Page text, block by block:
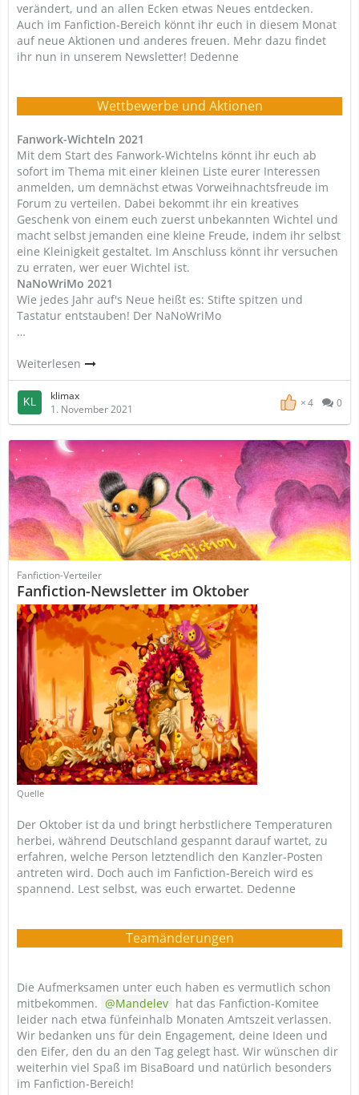
verändert, und an allen Ecken etwas Neues entdecken.
Auch im Fanfiction-Bereich könnt ihr euch in diesem Monat
auf neue Aktionen und anderes freuen. Mehr dazu findet
ihr nun in unserem Newsletter! Dedenne
Wettbewerbe und Aktionen
Fanwork-Wichteln 2021
Mit dem Start des Fanwork-Wichtelns könnt ihr euch ab
sofort im Thema mit einer kleinen Liste eurer Interessen
anmelden, um demnächst etwas Vorweihnachtsfreude im
Forum zu verteilen. Dabei bekommt ihr ein kreatives
Geschenk von einem euch zuerst unbekannten Wichtel und
macht selbst jemanden eine kleine Freude, indem ihr selbst
eine Kleinigkeit gestaltet. Im Anschluss könnt ihr versuchen
zu erraten, wer euer Wichtel ist.
NaNoWriMo 2021
Wie jedes Jahr auf's Neue heißt es: Stifte spitzen und
Tastatur entstauben! Der NaNoWriMo
…
Weiterlesen
klimax
1. November 2021
4 0
Fanfiction-Verteiler
Fanfiction-Newsletter im Oktober
Quelle
Der Oktober ist da und bringt herbstlichere Temperaturen
herbei, während Deutschland gespannt darauf wartet, zu
erfahren, welche Person letztendlich den Kanzler-Posten
antreten wird. Doch auch im Fanfiction-Bereich wird es
spannend. Lest selbst, was euch erwartet. Dedenne
Teamänderungen
Die Aufmerksamen unter euch haben es vermutlich schon
mitbekommen.
Mandelev hat das Fanfiction-Komitee
leider nach etwa fünfeinhalb Monaten Amtszeit verlassen.
Wir bedanken uns für dein Engagement, deine Ideen und
den Eifer, den du an den Tag gelegt hast. Wir wünschen dir
weiterhin viel Spaß im BisaBoard und natürlich besonders
im Fanfiction-Bereich!